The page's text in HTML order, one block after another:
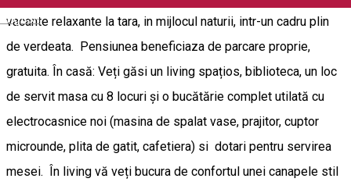
English
vacante relaxante la tara, in mijlocul naturii, intr-un cadru plin
de verdeata. Pensiunea beneficiaza de parcare proprie,
gratuita. În casă: Veți găsi un living spațios, biblioteca, un loc
de servit masa cu 8 locuri și o bucătărie complet utilată cu
electrocasnice noi (masina de spalat vase, prajitor, cuptor
microunde, plita de gatit, cafetiera) si dotari pentru servirea
mesei. În living vă veți bucura de confortul unei canapele stil